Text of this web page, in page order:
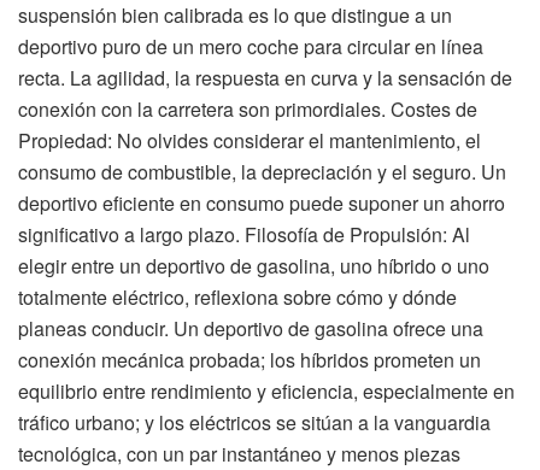
suspensión bien calibrada es lo que distingue a un
deportivo puro de un mero coche para circular en línea
recta. La agilidad, la respuesta en curva y la sensación de
conexión con la carretera son primordiales. Costes de
Propiedad: No olvides considerar el mantenimiento, el
consumo de combustible, la depreciación y el seguro. Un
deportivo eficiente en consumo puede suponer un ahorro
significativo a largo plazo. Filosofía de Propulsión: Al
elegir entre un deportivo de gasolina, uno híbrido o uno
totalmente eléctrico, reflexiona sobre cómo y dónde
planeas conducir. Un deportivo de gasolina ofrece una
conexión mecánica probada; los híbridos prometen un
equilibrio entre rendimiento y eficiencia, especialmente en
tráfico urbano; y los eléctricos se sitúan a la vanguardia
tecnológica, con un par instantáneo y menos piezas